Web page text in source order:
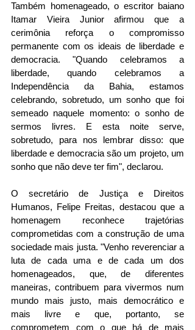
Também homenageado, o escritor baiano
Itamar Vieira Junior afirmou que a
cerimônia reforça o compromisso
permanente com os ideais de liberdade e
democracia. "Quando celebramos a
liberdade, quando celebramos a
Independência da Bahia, estamos
celebrando, sobretudo, um sonho que foi
semeado naquele momento: o sonho de
sermos livres. E esta noite serve,
sobretudo, para nos lembrar disso: que
liberdade e democracia são um projeto, um
sonho que não deve ter fim", declarou.
O secretário de Justiça e Direitos
Humanos, Felipe Freitas, destacou que a
homenagem reconhece trajetórias
comprometidas com a construção de uma
sociedade mais justa. "Venho reverenciar a
luta de cada uma e de cada um dos
homenageados, que, de diferentes
maneiras, contribuem para vivermos num
mundo mais justo, mais democrático e
mais livre e que, portanto, se
comprometem com o que há de mais